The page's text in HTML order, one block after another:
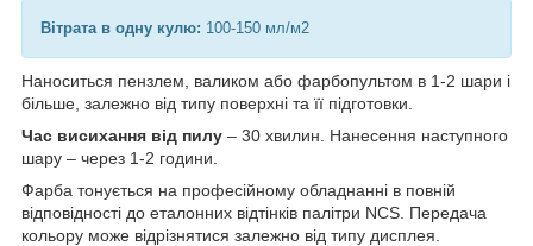
Вітрата в одну кулю: 100-150 мл/м2
Наноситься пензлем, валиком або фарбопультом в 1-2 шари і
більше, залежно від типу поверхні та її підготовки.
Час висихання від пилу – 30 хвилин. Нанесення наступного
шару – через 1-2 години.
Фарба тонується на професійному обладнанні в повній
відповідності до еталонних відтінків палітри NCS. Передача
кольору може відрізнятися залежно від типу дисплея.